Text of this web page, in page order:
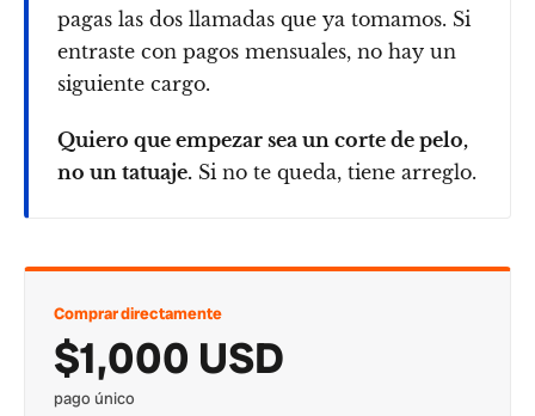
pagas las dos llamadas que ya tomamos. Si
entraste con pagos mensuales, no hay un
siguiente cargo.
Quiero que empezar sea un corte de pelo,
no un tatuaje. Si no te queda, tiene arreglo.
Comprar directamente
$1,000 USD
pago único